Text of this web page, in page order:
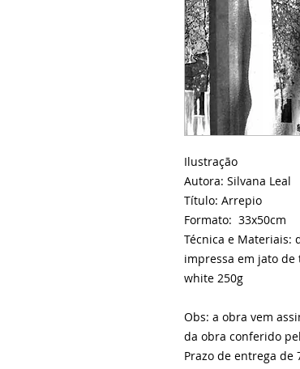
Ilustração
Autora: Silvana Leal
Título: Arrepio
Formato: 33x50cm
Técnica e Materiais:
impressa em jato
white 250g
Obs: a obra vem
da obra conferido
Prazo de entrega de